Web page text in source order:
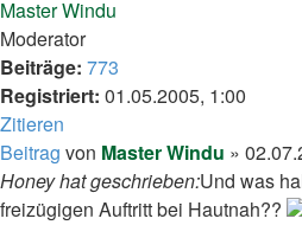
Master Windu
Moderator
Beiträge: 773
Registriert: 01.05.2005, 1:00
Zitieren
Beitrag von Master Windu »
Honey hat geschrieben:Und was
freizügigen Auftritt bei Hautnah??